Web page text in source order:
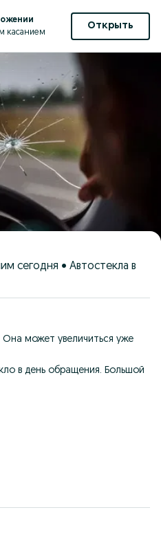
касанием
Открыть
сегодня • Автостекла в
может увеличиться уже
в день обращения. Большой
технологию
ул. Сарыбулак 23а
стекло и дадим